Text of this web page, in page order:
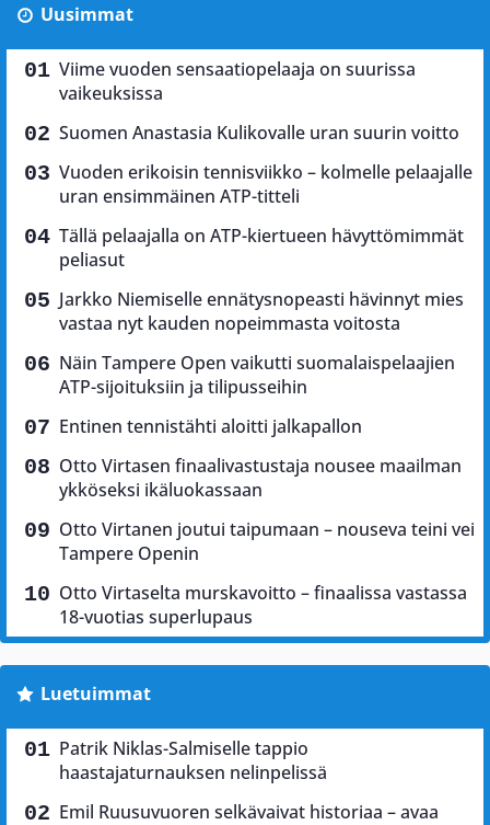
Uusimmat
Viime vuoden sensaatiopelaaja on suurissa
vaikeuksissa
Suomen Anastasia Kulikovalle uran suurin voitto
Vuoden erikoisin tennisviikko – kolmelle pelaajalle
uran ensimmäinen ATP-titteli
Tällä pelaajalla on ATP-kiertueen hävyttömimmät
peliasut
Jarkko Niemiselle ennätysnopeasti hävinnyt mies
vastaa nyt kauden nopeimmasta voitosta
Näin Tampere Open vaikutti suomalaispelaajien
ATP-sijoituksiin ja tilipusseihin
Entinen tennistähti aloitti jalkapallon
Otto Virtasen finaalivastustaja nousee maailman
ykköseksi ikäluokassaan
Otto Virtanen joutui taipumaan – nouseva teini vei
Tampere Openin
Otto Virtaselta murskavoitto – finaalissa vastassa
18-vuotias superlupaus
Luetuimmat
Patrik Niklas-Salmiselle tappio
haastajaturnauksen nelinpelissä
Emil Ruusuvuoren selkävaivat historiaa – avaa